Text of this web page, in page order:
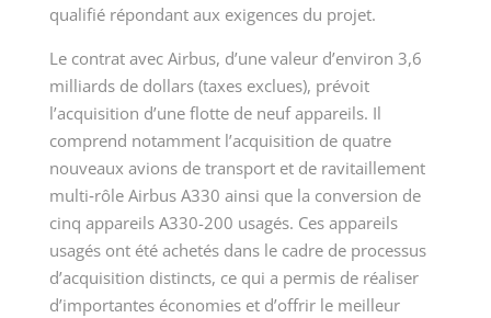
qualifié répondant aux exigences du projet.
Le contrat avec Airbus, d’une valeur d’environ 3,6
milliards de dollars (taxes exclues), prévoit
l’acquisition d’une flotte de neuf appareils. Il
comprend notamment l’acquisition de quatre
nouveaux avions de transport et de ravitaillement
multi‑rôle Airbus A330 ainsi que la conversion de
cinq appareils A330-200 usagés. Ces appareils
usagés ont été achetés dans le cadre de processus
d’acquisition distincts, ce qui a permis de réaliser
d’importantes économies et d’offrir le meilleur